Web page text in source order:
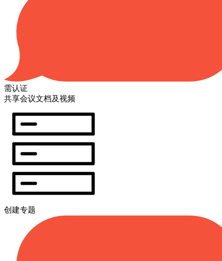
需认证
共享会议文档及视频
创建专题